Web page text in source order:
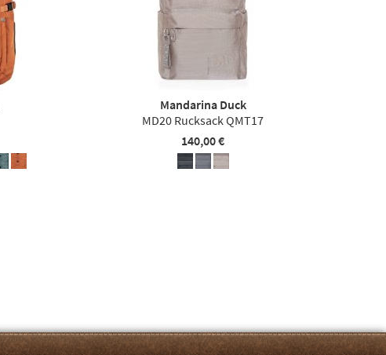
Mandarina Duck
MD20 Rucksack QMT17
140,00 €